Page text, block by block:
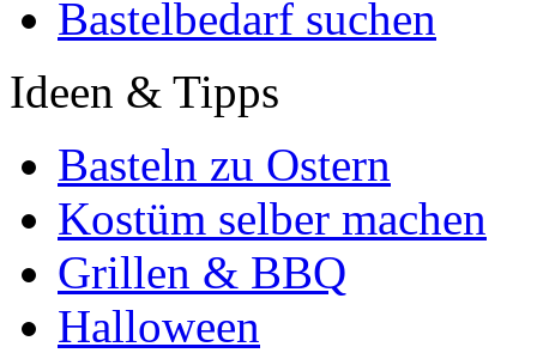
Bastelbedarf suchen
Ideen & Tipps
Basteln zu Ostern
Kostüm selber machen
Grillen & BBQ
Halloween